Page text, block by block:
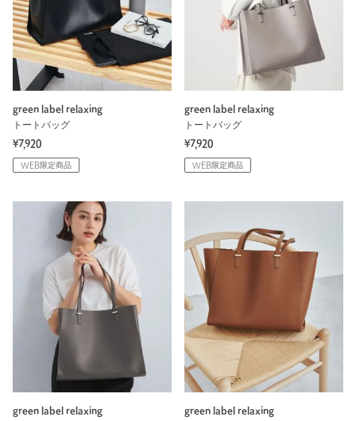
green label relaxing
トートバッグ
¥7,920
WEB限定商品
green label relaxing
トートバッグ
¥7,920
WEB限定商品
green label relaxing
green label relaxing